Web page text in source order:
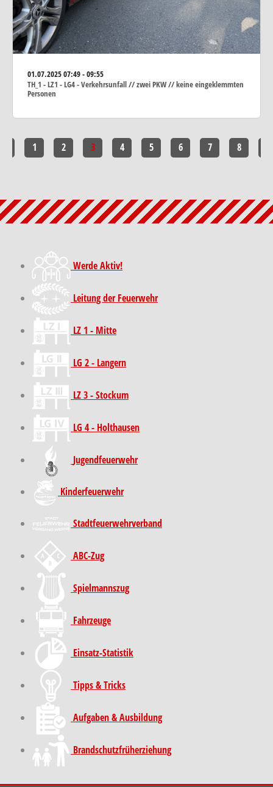
01.07.202507:49 - 09:55
TH_1 - LZ1 - LG4 - Verkehrsunfall // zwei PKW // keine eingeklemmten
Personen
1 2 3 4 5 6 7 8
Werde Aktiv!
Leitung der Feuerwehr
LZ 1 - Mitte
LG 2 - Langern
LZ 3 - Stockum
LG 4 - Holthausen
Jugendfeuerwehr
Kinder­feuer­wehr
Stadt­feuer­wehr­verband
ABC-Zug
Spielmannszug
Fahrzeuge
Einsatz-Statistik
Tipps & Tricks
Aufgaben & Ausbildung
Brand­schutz­früh­erziehung